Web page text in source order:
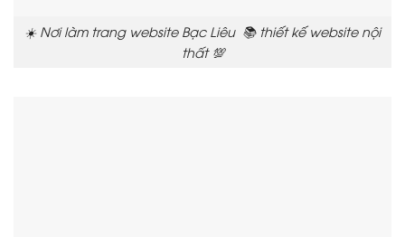
☀️ Nơi làm trang website Bạc Liêu 📚 thiết kế website nội
thất 💯